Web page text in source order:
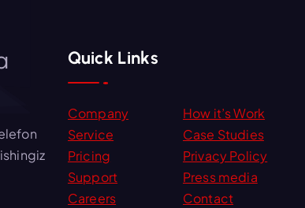
Quick Links
Company
How it’s Work
Service
Case Studies
Pricing
Privacy Policy
Support
Press media
Careers
Contact